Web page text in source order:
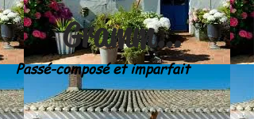
Grammaire
Passé-composé et imparfait